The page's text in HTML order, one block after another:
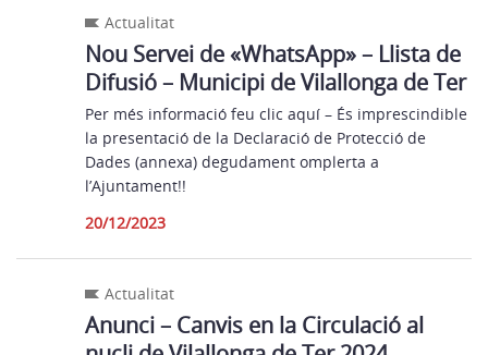
Actualitat
Nou Servei de «WhatsApp» – Llista de
Difusió – Municipi de Vilallonga de Ter
Per més informació feu clic aquí – És imprescindible
la presentació de la Declaració de Protecció de
Dades (annexa) degudament omplerta a
l’Ajuntament!!
20/12/2023
Actualitat
Anunci – Canvis en la Circulació al